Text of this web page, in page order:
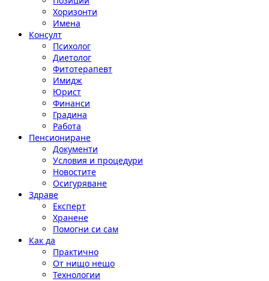
Хоризонти
Имена
Консулт
Психолог
Диетолог
Фитотерапевт
Имидж
Юрист
Финанси
Градина
Работа
Пенсиониране
Документи
Условия и процедури
Новостите
Осигуряване
Здраве
Експерт
Хранене
Помогни си сам
Как да
Практично
От нищо нещо
Технологии